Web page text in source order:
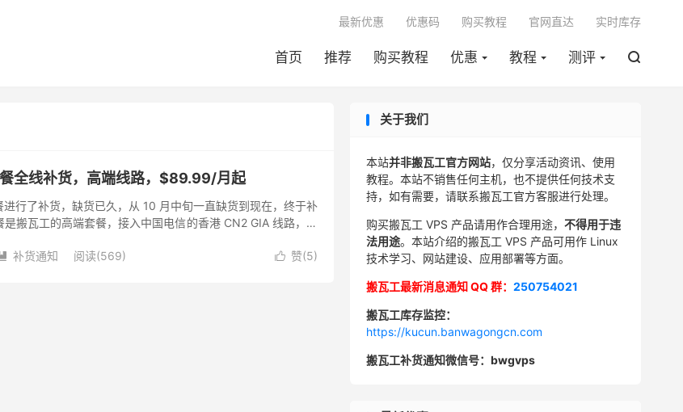
首页 推荐 购买教程 优惠 教程 测评 
最新优惠 优惠码 购买教程 官网直达 实时库存
全线补货，高端线路，$89.99/月起
行了补货，缺货已久，从 10 月中旬一直缺货到现在，终于补
搬瓦工的高端套餐，接入中国电信的香港 CN2 GIA 线路，以
 补货通知 阅读(569)  赞(5)
关于我们
本站并非搬瓦工官方网站，仅分享活动资讯、使用
教程。本站不销售任何主机，也不提供任何技术支
持，如有需要，请联系搬瓦工官方客服进行处理。
购买搬瓦工 VPS 产品请用作合理用途， 不得用于违
法用途。本站介绍的搬瓦工 VPS 产品可用作 Linux
技术学习、网站建设、应用部署等方面。
搬瓦工最新消息通知 QQ 群： 250754021
搬瓦工库存监控：
https://kucun.banwagongcn.com
搬瓦工补货通知微信号：bwgvps